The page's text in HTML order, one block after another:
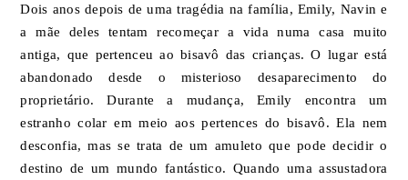
Dois anos depois de uma tragédia na família, Emily, Navin e
a mãe deles tentam recomeçar a vida numa casa muito
antiga, que pertenceu ao bisavô das crianças. O lugar está
abandonado desde o misterioso desaparecimento do
proprietário. Durante a mudança, Emily encontra um
estranho colar em meio aos pertences do bisavô. Ela nem
desconfia, mas se trata de um amuleto que pode decidir o
destino de um mundo fantástico. Quando uma assustadora